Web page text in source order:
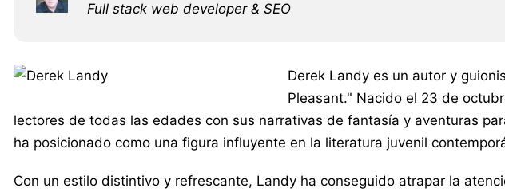
Full stack web developer & SEO
Derek Landy es un autor y
Pleasant." Nacido el 23 de
lectores de todas las edades con sus narrativas de fantasía y aventuras
ha posicionado como una figura influyente en la literatura juvenil
Con un estilo distintivo y refrescante, Landy ha conseguido atrapar la